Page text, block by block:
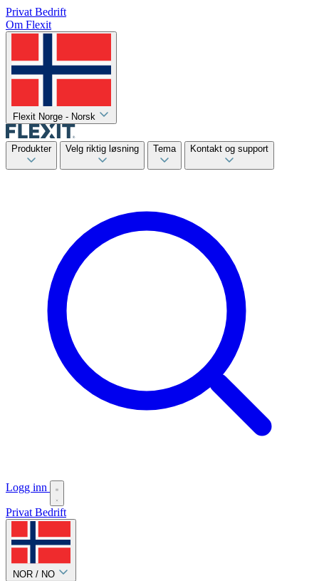
Privat Bedrift
Om Flexit
Flexit Norge - Norsk
Produkter Velg riktig løsning Tema Kontakt og support
Logg inn
Privat Bedrift
NOR / NO